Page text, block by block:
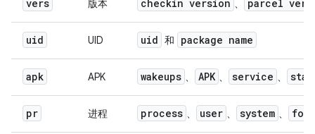
vers 版本 checkin version 、 parcel
uid UID uid 和 package name
apk APK wakeups 、 APK 、 service 、
pr 进程 process 、 user 、 system 、